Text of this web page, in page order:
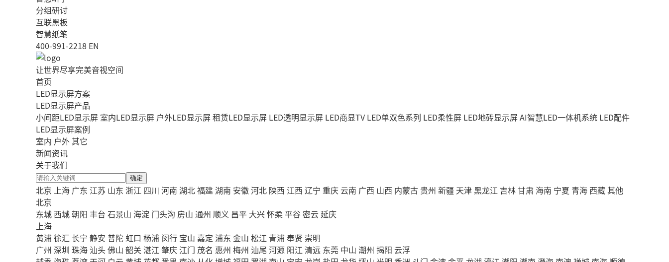
分组研讨
互联黑板
智慧纸笔
400-991-2218 EN
让世界尽享完美音视空间
首页
LED显示屏方案
LED显示屏产品
小间距LED显示屏 室内LED显示屏 户外LED显示屏租赁LED显示屏 LED透明显示屏 LED商显TV LED单双色系列 LED柔性屏 LED地砖显示屏AI智慧LED一体机系统 LED配件
LED显示屏案例
室内 户外其它
新闻资讯
关于我们
确定
北京 上海 广东 江苏 山东 浙江 四川 河南 湖北福建湖南 安徽河北 陕西 江西 辽宁 重庆 云南 广西 山西 内蒙古 贵州 新疆 天津黑龙江 吉林甘肃 海南 宁夏 青海 西藏其他
北京
东城 西城朝阳 丰台 石景山 海淀 门头沟 房山 通州 顺义 昌平 大兴怀柔平谷 密云延庆
上海
黄浦徐汇 长宁 静安 普陀 虹口 杨浦 闵行 宝山 嘉定 浦东 金山 松江 青浦奉贤 崇明
广州 深圳 珠海 汕头佛山 韶关 湛江 肇庆 江门 茂名 惠州 梅州 汕尾 河源 阳江 清远 东莞 中山 潮州 揭阳 云浮